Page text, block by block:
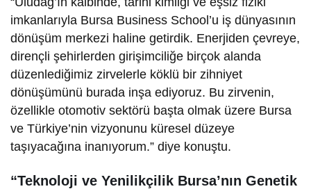
imkanlarıyla Bursa Business School’u iş dünyasının
dönüşüm merkezi haline getirdik. Enerjiden çevreye,
dirençli şehirlerden girişimciliğe birçok alanda
düzenlediğimiz zirvelerle köklü bir zihniyet
dönüşümünü burada inşa ediyoruz. Bu zirvenin,
özellikle otomotiv sektörü başta olmak üzere Bursa
ve Türkiye’nin vizyonunu küresel düzeye
taşıyacağına inanıyorum.” diye konuştu.
“Teknoloji ve Yenilikçilik Bursa’nın Genetik